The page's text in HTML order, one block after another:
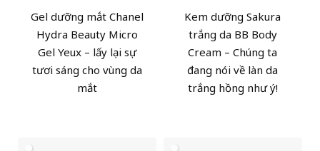
Gel dưỡng mắt Chanel
Hydra Beauty Micro
Gel Yeux – lấy lại sự
tươi sáng cho vùng da
mắt
Kem dưỡng Sakura
trắng da BB Body
Cream – Chúng ta
đang nói về làn da
trắng hồng như ý!